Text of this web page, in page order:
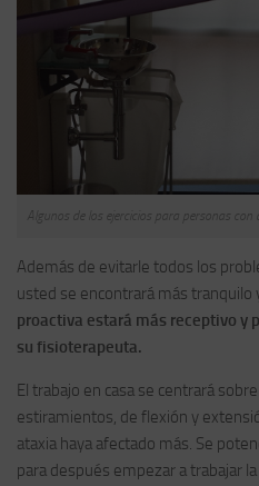
Algunos de los ejercicios para personas con
Además de evitarle todos los
usted se encontrará más tranquilo
proactiva estará más receptivo y
su fisioterapeuta.
El trabajo en casa se centrará
estiramientos, de flexión y
ataxia haya afectado más. Se
para después empezar a trabajar